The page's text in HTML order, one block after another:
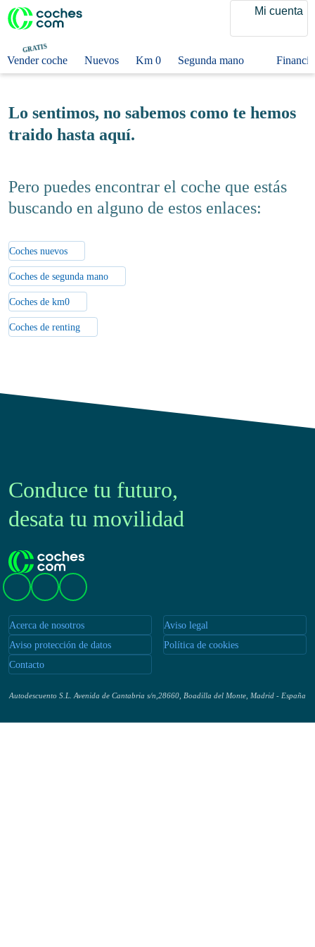
GRATIS
Vender coche Nuevos Km 0 Segunda mano
Mi cuenta
Lo sentimos, no sabemos como te
hemos traido hasta aquí.
Pero puedes encontrar el coche que
estás buscando en alguno de estos
Coches nuevos
Coches de segunda mano
Coches de km0
Conduce tu futuro,
Acerca de nosotros
Aviso legal
Aviso protección de datos
España